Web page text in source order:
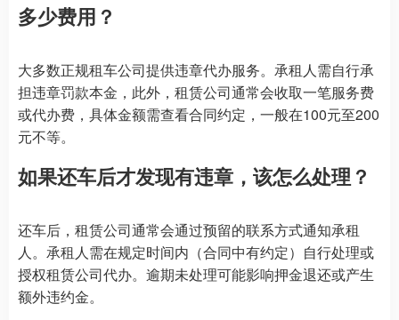
多少费用？
大多数正规租车公司提供违章代办服务。承租人需自行承
担违章罚款本金，此外，租赁公司通常会收取一笔服务费
或代办费，具体金额需查看合同约定，一般在100元至200
元不等。
如果还车后才发现有违章，该怎么处理？
还车后，租赁公司通常会通过预留的联系方式通知承租
人。承租人需在规定时间内（合同中有约定）自行处理或
授权租赁公司代办。逾期未处理可能影响押金退还或产生
额外违约金。